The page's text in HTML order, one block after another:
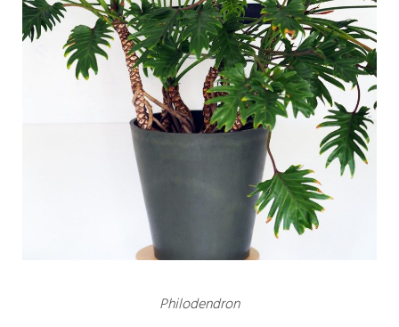
Philodendron